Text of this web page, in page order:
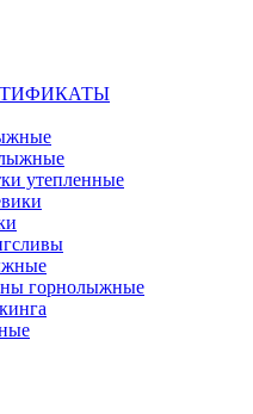
утепленные
горнолыжные